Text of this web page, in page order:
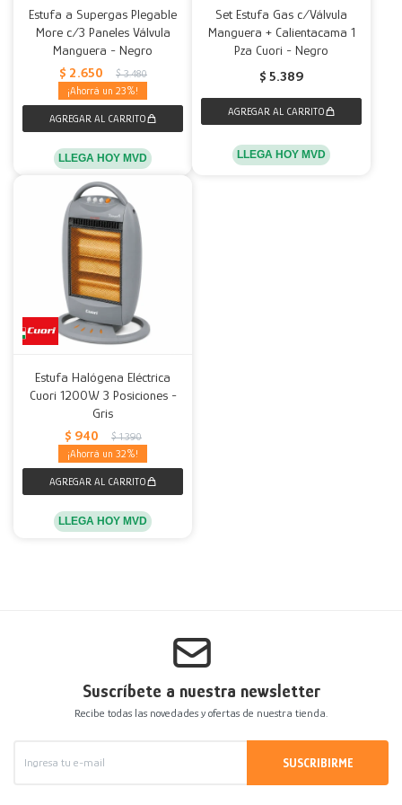
Estufa a Supergas Plegable
More c/3 Paneles Válvula
Manguera - Negro
$ 2.650 $ 3.480
23
LLEGA HOY MVD
Set Estufa Gas c/Válvula
Manguera + Calientacama 1
Pza Cuori - Negro
$ 5.389
LLEGA HOY MVD
Estufa Halógena Eléctrica
Cuori 1200W 3 Posiciones -
Gris
$ 940 $ 1.390
32
LLEGA HOY MVD
Suscríbete a nuestra newsletter
Recibe todas las novedades y ofertas de nuestra tienda.
SUSCRIBIRME
Mesas
Calefactores
Acolchados y Frazadas
Fundas
Decoración
Accesorios para el hogar
Herramientas
Accesorios
Muebles Infantiles